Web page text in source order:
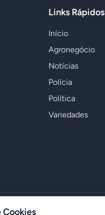
Links Rápidos
Início
Agronegócio
Notícias
Polícia
Política
Variedades
Cookies